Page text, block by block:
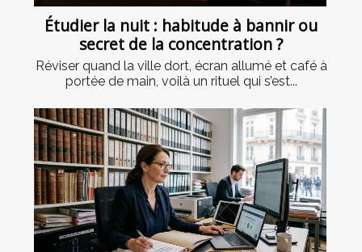
Étudier la nuit : habitude à bannir ou
secret de la concentration ?
Réviser quand la ville dort, écran allumé et café à
portée de main, voilà un rituel qui s’est...